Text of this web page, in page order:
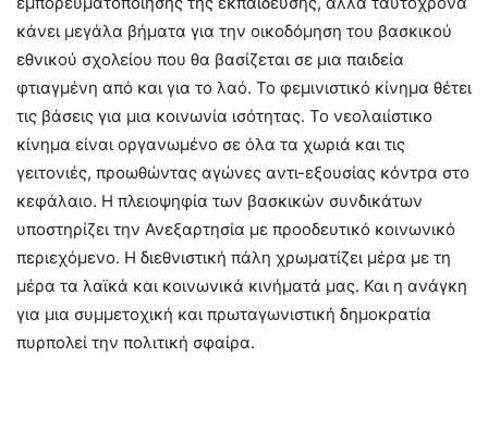
κάνει μεγάλα βήματα για την οικοδόμηση του βασκικού
εθνικού σχολείου που θα βασίζεται σε μια παιδεία
φτιαγμένη από και για το λαό. Το φεμινιστικό κίνημα θέτει
τις βάσεις για μια κοινωνία ισότητας. Το νεολαιίστικο
κίνημα είναι οργανωμένο σε όλα τα χωριά και τις
γειτονιές, προωθώντας αγώνες αντι-εξουσίας κόντρα στο
κεφάλαιο. Η πλειοψηφία των βασκικών συνδικάτων
υποστηρίζει την Ανεξαρτησία με προοδευτικό κοινωνικό
περιεχόμενο. Η διεθνιστική πάλη χρωματίζει μέρα με τη
μέρα τα λαϊκά και κοινωνικά κινήματά μας. Και η ανάγκη
για μια συμμετοχική και πρωταγωνιστική δημοκρατία
πυρπολεί την πολιτική σφαίρα.